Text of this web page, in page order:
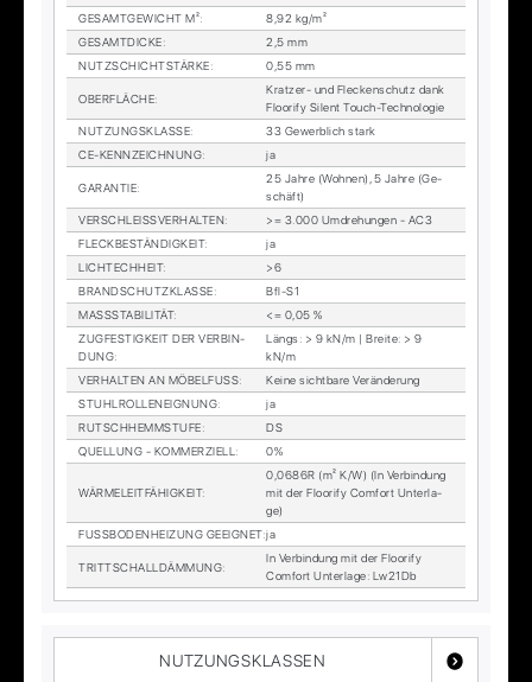
GE­SAMT­GE­WICHT M²:
8,92 kg/m²
GE­SAMT­DI­CKE:
2,5 mm
NUTZ­SCHICHT­STÄR­KE: 0,55 mm
OBER­FLÄ­CHE:
Krat­zer- und Fle­cken­schutz dank
Floo­ri­fy Si­lent Touch-Tech­no­lo­gie
NUT­ZUNGS­KLAS­SE:
33 Ge­werb­lich stark
CE-KENN­ZEICH­NUNG: ja
GA­RAN­TIE:
25 Jah­re (Woh­nen), 5 Jah­re (Ge­
schäft)
VER­SCHLEISS­VER­HAL­TEN:
>= 3.000 Um­dre­hun­gen - AC3
FLECK­BE­STÄN­DIG­KEIT:
ja
LICH­TECH­HEIT:
>6
BRAND­SCHUTZ­KLAS­SE:
Bfl-S1
MASS­STA­BI­LI­TÄT:
<= 0,05 %
ZUG­FES­TIG­KEIT DER VER­BIN­
DUNG:
Längs: > 9 kN/m | Brei­te: > 9
kN/m
VER­HAL­TEN AN MÖ­BEL­FUSS:
Kei­ne sicht­ba­re Ver­än­de­rung
STUHL­ROL­LEN­EIG­NUNG:
ja
RUTSCH­HEMM­STU­FE:
DS
QUEL­LUNG - KOM­MER­ZI­ELL: 0%
WÄR­ME­LEIT­FÄ­HIG­KEIT:
0,0686R (m² K/W) (In Ver­bin­dung
mit der Floo­ri­fy Com­fort Un­ter­la­
ge)
FUSS­BO­DEN­HEI­ZUNG GE­EIG­NET:ja
TRITT­SCHALL­DÄM­MUNG:
In Ver­bin­dung mit der Floo­ri­fy
Com­fort Un­ter­la­ge: Lw21Db
NUTZUNGSKLASSEN